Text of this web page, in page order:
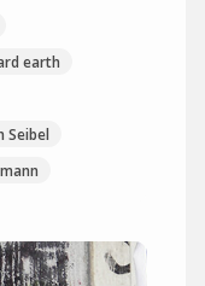
earth
Seibel